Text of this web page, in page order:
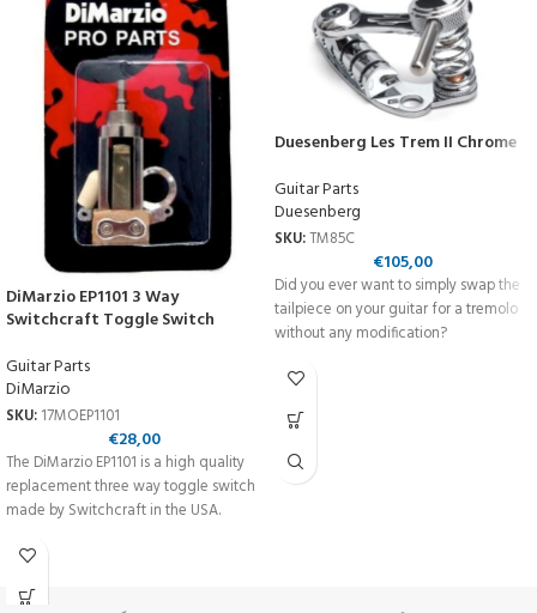
DiMarzio EP1101 3 Way
Switchcraft Toggle Switch
Guitar Parts
DiMarzio
SKU: 17MOEP1101
€28,00
The DiMarzio EP1101 is a high quality
replacement three way toggle switch
made by Switchcraft in the USA.
Duesenberg Les Trem II Chrome
Guitar Parts
Duesenberg
SKU:TM85C
€105,00
Did you ever want to simply swap the
tailpiece on your guitar for a tremolo
without any modification?